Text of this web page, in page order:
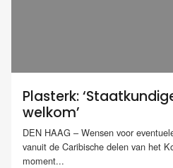
Plasterk:
welkom’
DEN HAAG – Wensen voor
vanuit de Caribische delen van het
moment...